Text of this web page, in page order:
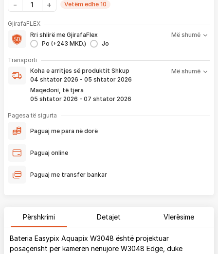
Vetëm edhe 10
GjirafaFLEX
Rri shlirë me GjirafaFlex
Po (+243 MKD.)
Jo
Më shumë
-Prioritet
1 viti nga blerja
- Kontakt brenda24 hpër servisim, zëvendësim apo kthim
pagesë
Transporti
Koha e arritjes së produktit Shkup
04 shtator 2026 - 05 shtator 2026
Maqedoni, të tjera
05 shtator 2026 - 07 shtator 2026
Më shumë
Koha e arritjes së produktit nënkupton periudhën prej kur
bëhet verifikimi i porosisë suaj, dhe njoftimit për verifikim
që ju e pranoni përmes email-it apo SMS-it.
Nëse porosia bëhet tani, produkti arrin sipas afatit kohor të
vendosur më lartë. Ju do të njoftoheni në vazhdimësi
përfshirë momentin kur produkti arrin në depon tonë, dhe
më lartë. Ju lusim të keni parasysh që festat ndërkombëtare ndikojnë që
liferimi të shtyhet për rreth 2 ditë.
Pagesa të sigurta
Paguaj me para në dorë
Paguaj online
Paguaj me transfer bankar
Përshkrimi Detajet Vlerësime
Bateria Easypix Aquapix W3048 është projektuar
posaçërisht për kamerën nënujore W3048 Edge, duke